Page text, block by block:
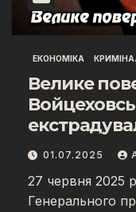
ЕКОНОМІКА
Велике
афери на
01.07.2025
27 червня 2025
Генерального